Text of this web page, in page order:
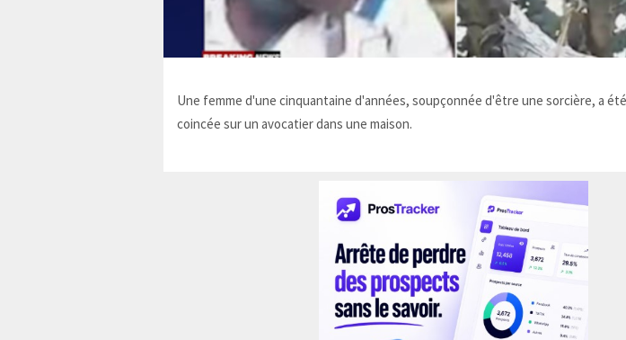
Une femme d'une cinquantaine d'années, soupçonnée d'être une sorcière, a
coincée sur un avocatier dans une maison.